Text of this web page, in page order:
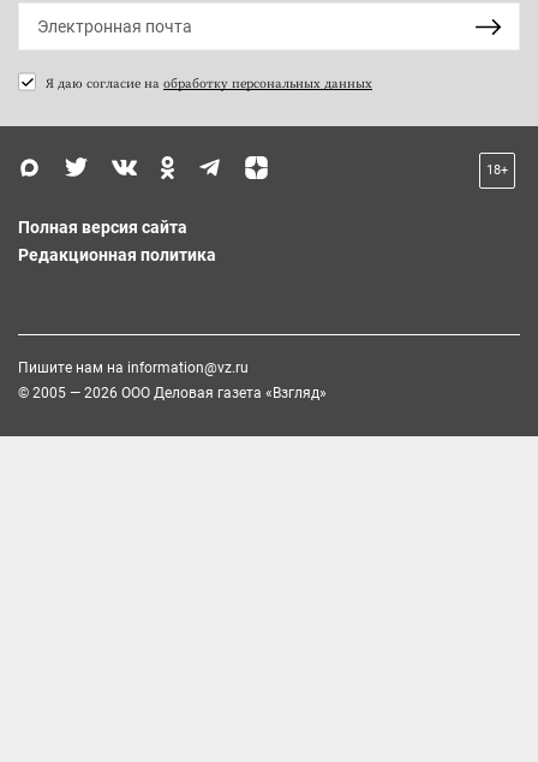
Я даю согласие на обработку персональных данных
18+
Полная версия сайта
Редакционная политика
Пишите нам на information@vz.ru
© 2005 — 2026 ООО Деловая газета «Взгляд»